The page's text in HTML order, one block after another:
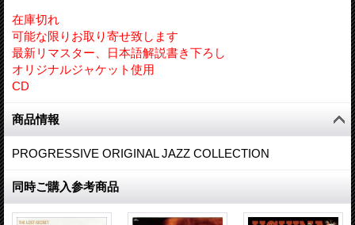
在庫切れ
可能な限りお取り寄せ致します
最新リマスター、日本語解説書き下ろし
オリジナルジャケット使用
CD
商品情報
PROGRESSIVE ORIGINAL JAZZ COLLECTION
同時ご購入参考商品